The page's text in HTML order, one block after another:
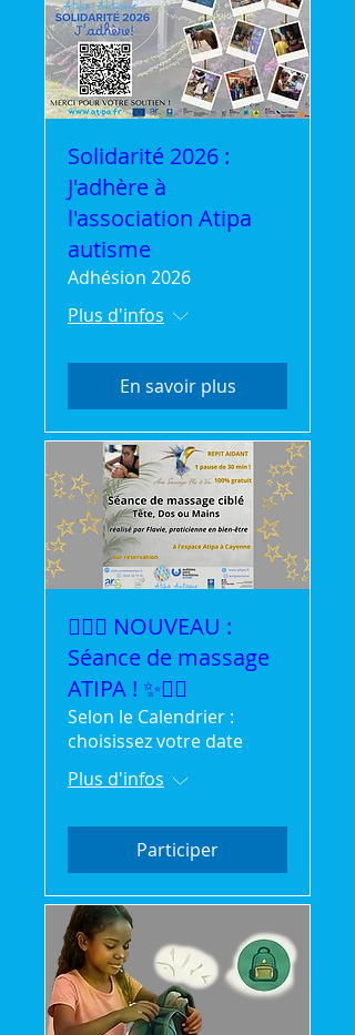
Solidarité 2026 :
J'adhère à
l'association Atipa
autisme
Adhésion 2026
Plus d'infos
En savoir plus
💆‍♀️✨ NOUVEAU :
Séance de massage
ATIPA ! ✨💆‍♂️
Selon le Calendrier :
choisissez votre date
Plus d'infos
Participer